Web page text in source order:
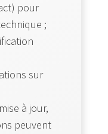
pour
;
sur
à jour,
peuvent